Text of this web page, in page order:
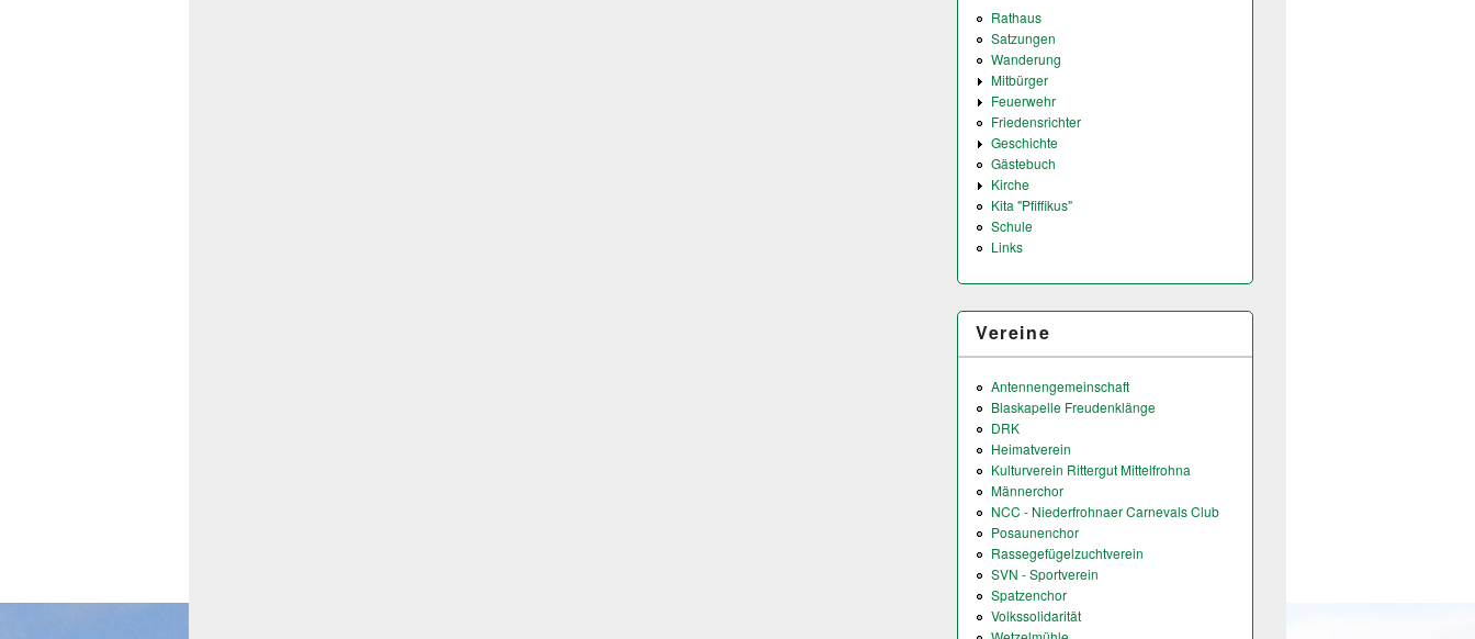
Rathaus
Satzungen
Wanderung
Mitbürger
Feuerwehr
Friedensrichter
Geschichte
Gästebuch
Kirche
Kita "Pfiffikus"
Schule
Links
Vereine
Antennengemeinschaft
Blaskapelle Freudenklänge
DRK
Heimatverein
Kulturverein Rittergut Mittelfrohna
Männerchor
NCC - Niederfrohnaer Carnevals Club
Posaunenchor
Rassegefügelzuchtverein
SVN - Sportverein
Spatzenchor
Volkssolidarität